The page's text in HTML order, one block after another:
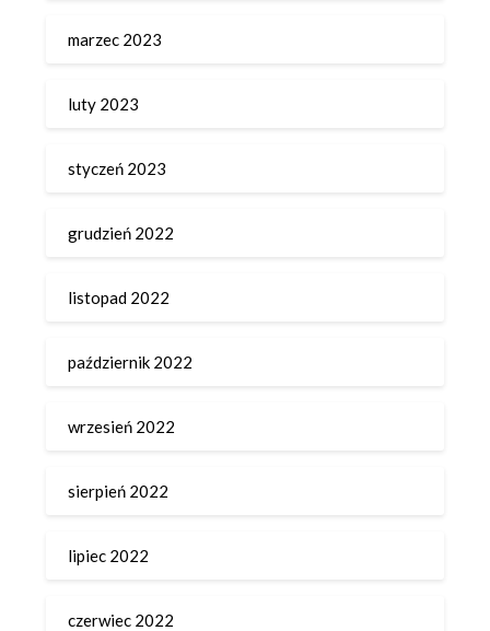
marzec 2023
luty 2023
styczeń 2023
grudzień 2022
listopad 2022
październik 2022
wrzesień 2022
sierpień 2022
lipiec 2022
czerwiec 2022